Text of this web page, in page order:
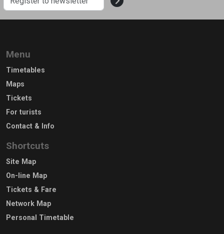
Menu
Timetables
Maps
Tickets
For turists
Contact & Info
Shortcuts
Site Map
On-line Map
Tickets & Fare
Network Map
Personal Timetable